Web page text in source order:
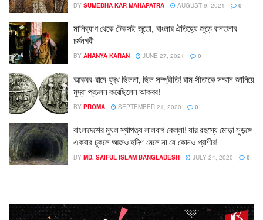
BY SUMEDHA KAR MAHAPATRA AUGUST 9, 2021 0
মানিব্যাগ থেকে টেকসই জুতো, বাংলার ঐতিহ্যে জুড়ে বানতলার
চর্মনগরী
BY ANANYA KARAN JUNE 27, 2021 0
আকবর-রামে যুদ্ধ ছিলনা, ছিল সম্প্রীতি! রাম-সীতাকে সম্মান জানিয়ে
মুদ্রা প্রচলন করেছিলেন আকবর!
BY PROMA SEPTEMBER 21, 2020 0
বাংলাদেশের মুঘল স্থাপত্য লালবাগ কেল্লা! যার রহস্যে মোড়া সুড়ঙ্গে
একবার ঢুকলে আজও হদিশ মেলে না যে কোনও প্রাণীর!
BY MD. SAIFUL ISLAM BANGLADESH JULY 24, 2020 0